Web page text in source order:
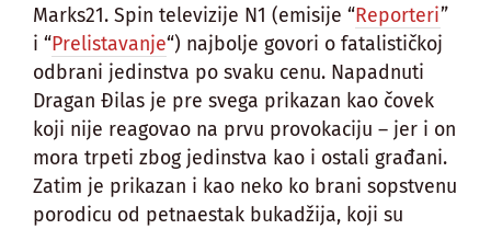
Marks21. Spin televizije N1 (emisije “Reporteri”
i “Prelistavanje“) najbolje govori o fatalističkoj
odbrani jedinstva po svaku cenu. Napadnuti
Dragan Đilas je pre svega prikazan kao čovek
koji nije reagovao na prvu provokaciju – jer i on
mora trpeti zbog jedinstva kao i ostali građani.
Zatim je prikazan i kao neko ko brani sopstvenu
porodicu od petnaestak bukadžija, koji su